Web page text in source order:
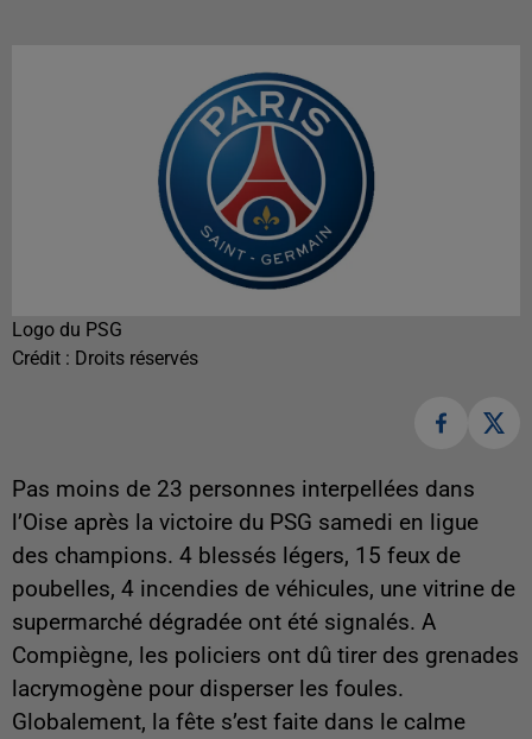
Logo du PSG
Crédit : Droits réservés
Pas moins de 23 personnes interpellées dans
l’Oise après la victoire du PSG samedi en ligue
des champions. 4 blessés légers, 15 feux de
poubelles, 4 incendies de véhicules, une vitrine de
supermarché dégradée ont été signalés. A
Compiègne, les policiers ont dû tirer des grenades
lacrymogène pour disperser les foules.
Globalement, la fête s’est faite dans le calme